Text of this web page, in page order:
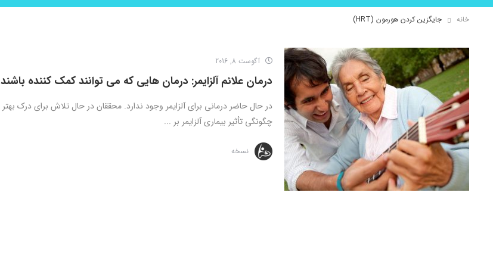
خانه جایگزین کردن هورمون (HRT)
آگوست 8, 2016
درمان علائم آلزایمر: درمان­ هایی که می­ توانند کمک­ کننده باشند
در حال حاضر درمانی برای آلزایمر وجود ندارد. محققان در حال تلاش برای درک بهتر
چگونگی تأثیر بیماری آلزایمر بر ...
نسخه